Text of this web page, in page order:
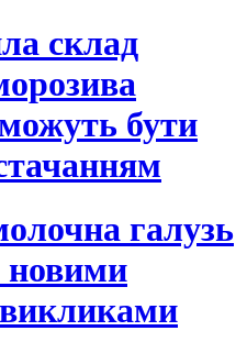
склад
бути
галузь
новими